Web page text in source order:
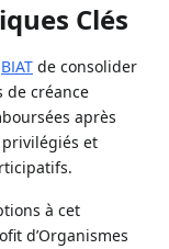
Clés
BIAT de consolider
de créance
après
et
à cet
d’Organismes